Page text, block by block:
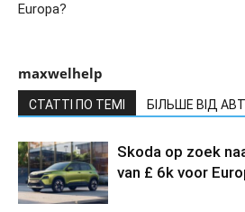
Europa?
maxwelhelp
СТАТТІ ПО ТЕМІ БІЛЬШЕ ВІД
Skoda op zoek
van £ 6k voor